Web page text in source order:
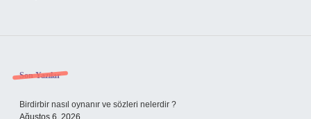
Sidebar
Son Yazılar
Birdirbir nasıl oynanır ve sözleri nelerdir ?
Ağustos 6, 2026